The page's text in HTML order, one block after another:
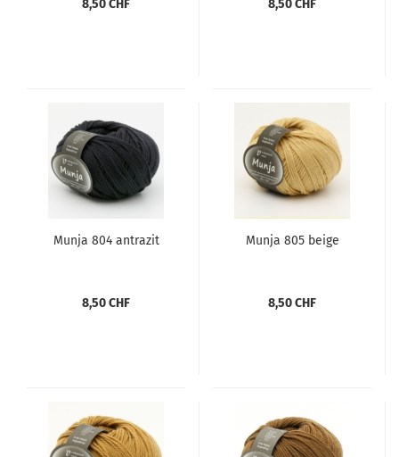
8,50 CHF 8,50 CHF
Munja 804 antrazit
8,50 CHF
Munja 805 beige
8,50 CHF